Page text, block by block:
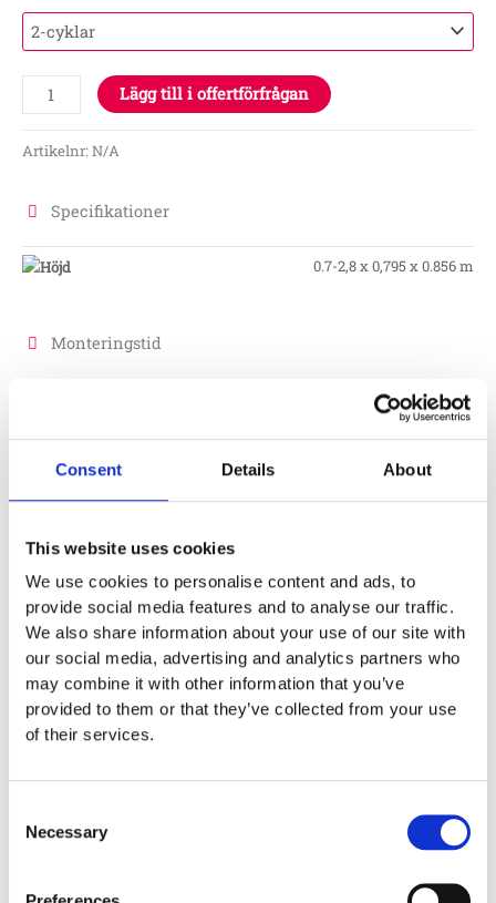
Consent Details About
This website uses cookies
We use cookies to personalise content and ads, to
provide social media features and to analyse our traffic.
We also share information about your use of our site with
our social media, advertising and analytics partners who
may combine it with other information that you’ve
provided to them or that they’ve collected from your use
of their services.
Selection
Necessary
Lägg till i offertförfrågan
Artikelnr:N/A
Specifikationer
0.7-2,8 x 0,795 x 0.856 m
Monteringstid
1 t
Gäller totalt mantimmar.
Garantivillkor
15-year limited warranty on failures of steel
elements and steel components due to material or
10-year limited warranty for defects in plastic HDPE
components due to material or workmanship and 5
(except colour fading).